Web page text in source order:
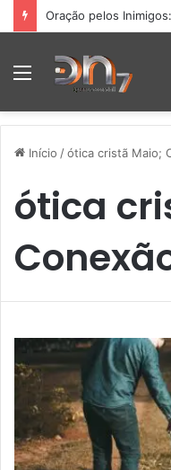
Oração pelos
Menu
Início /ótica cristã Maio;
ótica